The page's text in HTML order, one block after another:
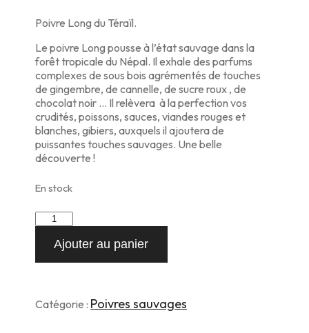
initial
était :
10,00 €.
actuel
9,00 €.
Poivre Long du Téraïl.
Le poivre Long pousse à l’état sauvage dans la
forêt tropicale du Népal. Il exhale des parfums
complexes de sous bois agrémentés de touches
de gingembre, de cannelle, de sucre roux , de
chocolat noir … Il relèvera à la perfection vos
crudités, poissons, sauces, viandes rouges et
blanches, gibiers, auxquels il ajoutera de
puissantes touches sauvages. Une belle
découverte !
En stock
quantité
de
dans
Ajouter au panier
Catégorie : Poivres sauvages